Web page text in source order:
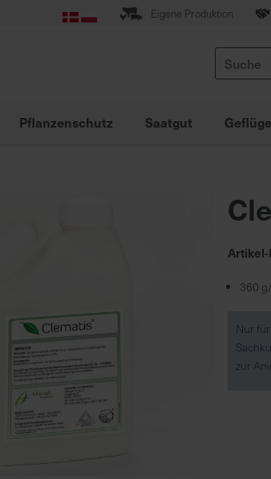
Eigene Produktion
Suche
Pflanzenschutz Saatgut
Artikel-
360
Nur
zur